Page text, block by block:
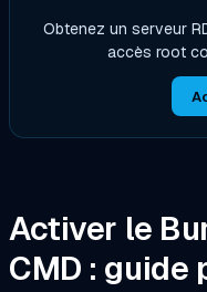
Obtenez un serveur
accès root
Activer le
CMD : guide